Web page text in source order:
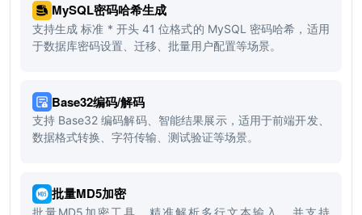
MySQL密码哈希生成
支持生成 标准 * 开头 41 位格式的 MySQL 密码哈希，适用
于数据库密码设置、迁移、批量用户配置等场景。
Base32编码/解码
支持 Base32 编码解码、智能结果展示，适用于前端开发、
数据格式转换、字符传输、测试验证等场景。
批量MD5加密
批量MD5加密工具，精准解析多行文本输入，并支持